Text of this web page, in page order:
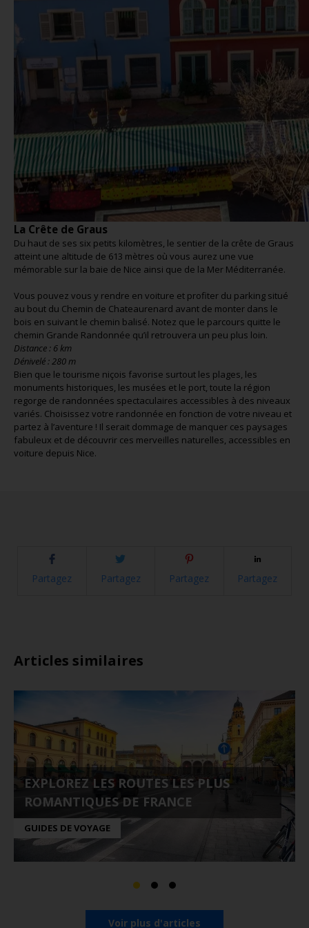
La Crête de Graus
Du haut de ses six petits kilomètres, le sentier de la crête de Graus
atteint une altitude de 613 mètres où vous aurez une vue
mémorable sur la baie de Nice ainsi que de la Mer Méditerranée.
Vous pouvez vous y rendre en voiture et profiter du parking situé
au bout du Chemin de Chateaurenard avant de monter dans le
bois en suivant le chemin balisé. Notez que le parcours quitte le
chemin Grande Randonnée qu’il retrouvera un peu plus loin.
Distance : 6 km
Dénivelé : 280 m
Bien que le tourisme niçois favorise surtout les plages, les
monuments historiques, les musées et le port, toute la région
regorge de randonnées spectaculaires accessibles à des niveaux
variés. Choisissez votre randonnée en fonction de votre niveau et
partez à l’aventure ! Il serait dommage de manquer ces paysages
fabuleux et de découvrir ces merveilles naturelles, accessibles en
voiture depuis Nice.
Partagez Partagez Partagez Partagez
Articles similaires
EXPLOREZ LES ROUTES LES PLUS
ROMANTIQUES DE FRANCE
GUIDES DE VOYAGE
Voir plus d'articles